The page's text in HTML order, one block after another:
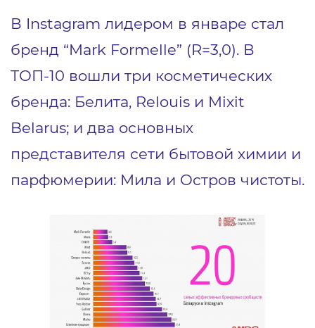
В Instagram лидером в январе стал
бренд “Mark Formelle” (R=3,0). В
ТОП-10 вошли три косметических
бренда: Белита, Relouis и Mixit
Belarus; и два основных
представителя сети бытовой химии и
парфюмерии: Мила и Остров чистоты.